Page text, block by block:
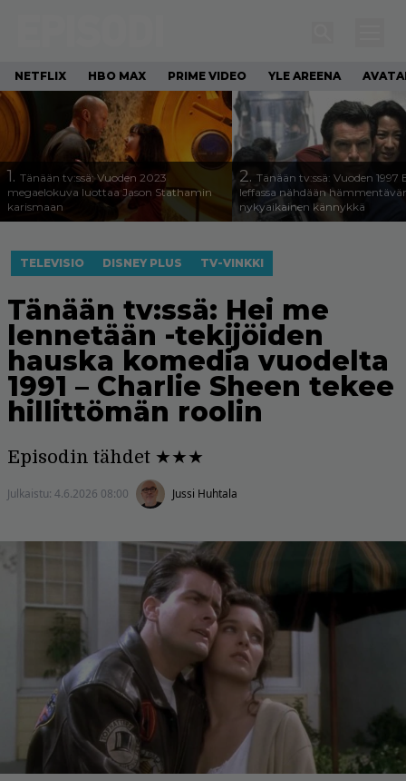
NETFLIX HBO MAX PRIME VIDEO YLE AREENA
1. Tänään tv:ssä: Vuoden 2023
megaelokuva luottaa Jason Stathamin
karismaan
2. Tänään tv:ssä: Vuoden 1997
leffassa nähdään
nykyaikainen kännykkä
TELEVISIO DISNEY PLUS TV-VINKKI
Tänään tv:ssä: Hei me
lennetään -tekijöiden
hauska komedia vuodelta
1991 – Charlie Sheen tekee
hillittömän roolin
Episodin tähdet ★★★
Julkaistu: 4.6.2026 08:00 Jussi Huhtala